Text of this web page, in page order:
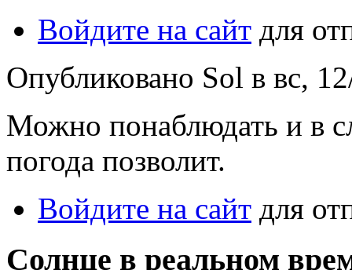
Войдите на сайт для
Опубликовано Sol в вс,
Можно понаблюдать и в
погода позволит.
Войдите на сайт для
Солнце в реальном